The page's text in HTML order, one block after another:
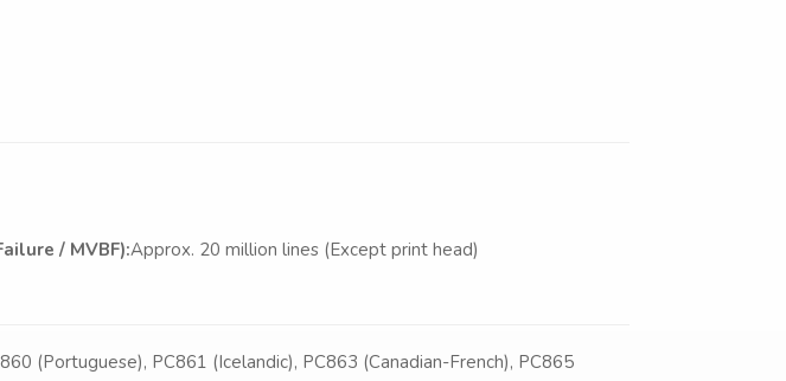
/ MVBF):Approx. 20 million lines (Except print head)
(Portuguese), PC861 (Icelandic), PC863 (Canadian-French), PC865